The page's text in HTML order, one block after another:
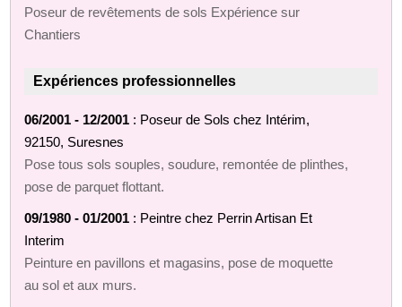
Poseur de revêtements de sols Expérience sur
Chantiers
Expériences professionnelles
06/2001 - 12/2001 : Poseur de Sols chez Intérim,
92150, Suresnes
Pose tous sols souples, soudure, remontée de plinthes,
pose de parquet flottant.
09/1980 - 01/2001 : Peintre chez Perrin Artisan Et
Interim
Peinture en pavillons et magasins, pose de moquette
au sol et aux murs.